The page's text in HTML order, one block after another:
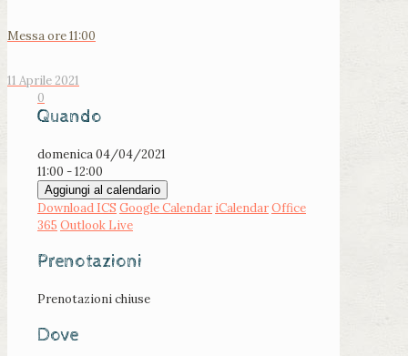
Messa ore 11:00
11 Aprile 2021
0
Quando
domenica 04/04/2021
11:00 - 12:00
Aggiungi al calendario
Download ICS Google Calendar iCalendarOffice
365 Outlook Live
Prenotazioni
Prenotazioni chiuse
Dove